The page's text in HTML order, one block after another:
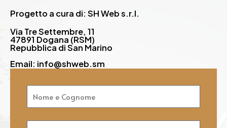
Progetto a cura di: SH Web s.r.l.
Via Tre Settembre, 11
47891 Dogana (RSM)
Repubblica di San Marino
Email: info@shweb.sm
Nome
e
Cognome